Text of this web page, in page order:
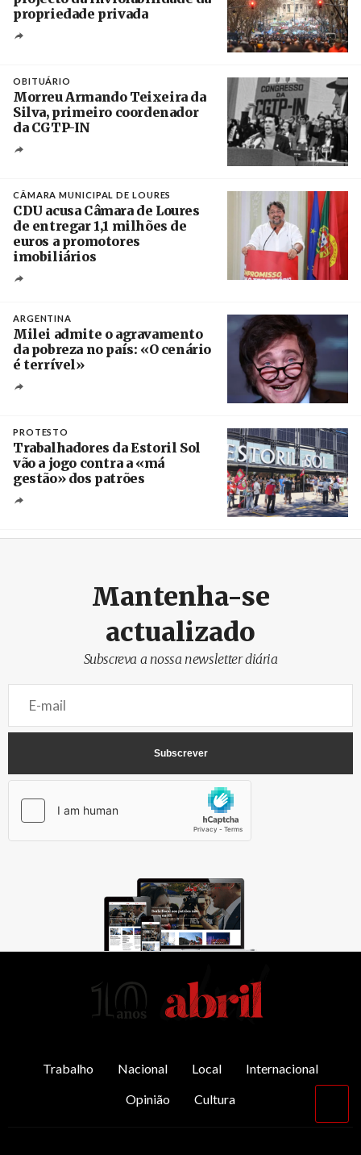
propriedade privada
OBITUÁRIO
Morreu Armando Teixeira da
Silva, primeiro coordenador
da CGTP-IN
CÂMARA MUNICIPAL DE LOURES
CDU acusa Câmara de Loures
de entregar 1,1 milhões de
euros a promotores
imobiliários
ARGENTINA
Milei admite o agravamento
da pobreza no país: «O cenário
é terrível»
PROTESTO
Trabalhadores da Estoril Sol
vão a jogo contra a «má
gestão» dos patrões
Mantenha-se
actualizado
Subscreva a nossa newsletter diária
Trabalho Nacional Local
Internacional
Opinião
Cultura